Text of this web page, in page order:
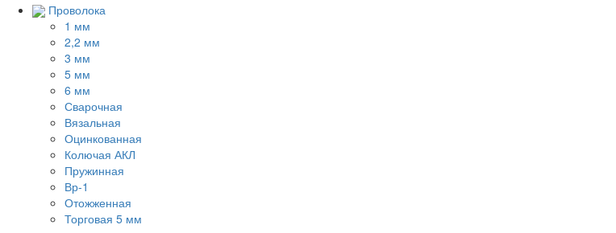
Проволока
1 мм
2,2 мм
3 мм
5 мм
6 мм
Сварочная
Вязальная
Оцинкованная
Колючая АКЛ
Пружинная
Вр-1
Отожженная
Торговая 5 мм